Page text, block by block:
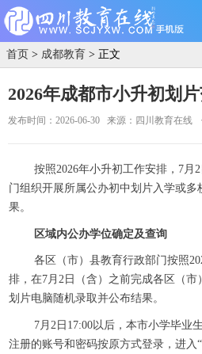
首页 > 成都教育 > 正文
2026年成都市小升初划片
发布时间：2026-06-30 来源：四川教育在线
按照2026年小升初工作安排， 7月
门组织开展所属公办初中划片入学或
果。
区域内公办学位确定及查询
各区（市）县教育行政部门按照
排，在7月2日（含）之前完成各区（
划片电脑随机录取并公布结果。
7月2日17:00以后，本市小学毕业
注册的账号和密码按原方式登录，进入